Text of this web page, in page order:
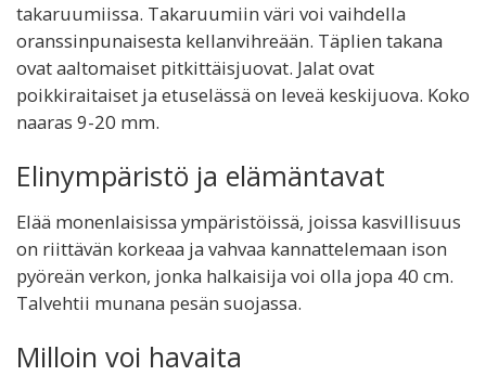
takaruumiissa. Takaruumiin väri voi vaihdella
oranssinpunaisesta kellanvihreään. Täplien takana
ovat aaltomaiset pitkittäisjuovat. Jalat ovat
poikkiraitaiset ja etuselässä on leveä keskijuova. Koko
naaras 9-20 mm.
Elinympäristö ja elämäntavat
Elää monenlaisissa ympäristöissä, joissa kasvillisuus
on riittävän korkeaa ja vahvaa kannattelemaan ison
pyöreän verkon, jonka halkaisija voi olla jopa 40 cm.
Talvehtii munana pesän suojassa.
Milloin voi havaita